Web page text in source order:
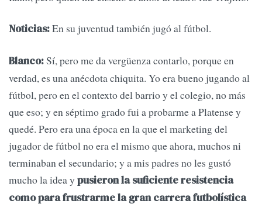
Noticias:En su juventud también jugó al fútbol.
Blanco:Sí, pero me da vergüenza contarlo, porque en
verdad, es una anécdota chiquita. Yo era bueno jugando al
fútbol, pero en el contexto del barrio y el colegio, no más
que eso; y en séptimo grado fui a probarme a Platense y
quedé. Pero era una época en la que el marketing del
jugador de fútbol no era el mismo que ahora, muchos ni
terminaban el secundario; y a mis padres no les gustó
mucho la idea y pusieron la suficiente resistencia
como para frustrarme la gran carrera futbolística